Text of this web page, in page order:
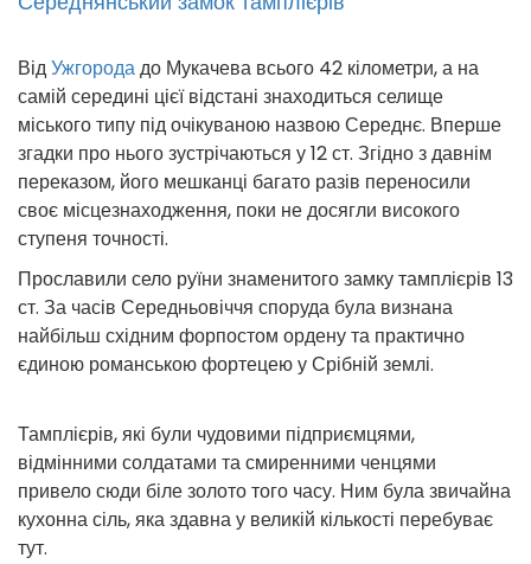
ВідУжгородадо Мукачева всього 42 кілометри, а на
самій середині цієї відстані знаходиться селище
міського типу під очікуваною назвою Середнє. Вперше
згадки про нього зустрічаються у 12 ст. Згідно з давнім
переказом, його мешканці багато разів переносили
своє місцезнаходження, поки не досягли високого
ступеня точності.
Прославили село руїни знаменитого замку тамплієрів 13
ст. За часів Середньовіччя споруда була визнана
найбільш східним форпостом ордену та практично
єдиною романською фортецею у Срібній землі.
Тамплієрів, які були чудовими підприємцями,
відмінними солдатами та смиренними ченцями
привело сюди біле золото того часу. Ним була звичайна
кухонна сіль, яка здавна у великій кількості перебуває
тут.